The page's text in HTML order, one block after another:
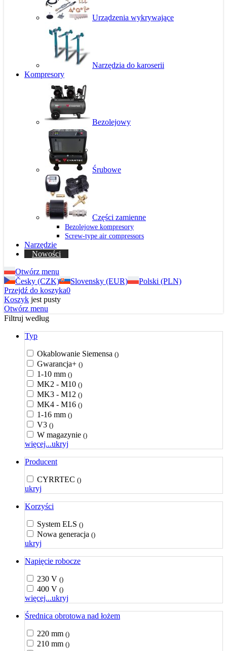
Urządzenia wykrywające
Narzędzia do karoserii
Kompresory
Bezolejowy
Śrubowe
Części zamienne
Bezolejowe kompresory
Screw-type air compressors
Narzędzie
Nowości
Otwórz menu
Česky (CZK)
Slovensky (EUR)
Polski (PLN)
Przejdź do koszyka0
Koszyk jest pusty
Otwórz menu
Filtruj według
Typ
Okablowanie Siemensa ()
Gwarancja+ ()
1-10 mm ()
MK2 - M10 ()
MK3 - M12 ()
MK4 - M16 ()
1-16 mm ()
V3 ()
W magazynie ()
więcej...ukryj
Producent
CYRRTEC ()
ukryj
Korzyści
System ELS ()
Nowa generacja ()
ukryj
Napięcie robocze
230 V ()
400 V ()
więcej...ukryj
Średnica obrotowa nad łożem
220 mm ()
210 mm ()